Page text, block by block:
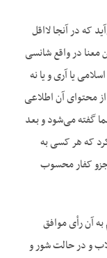
که در آنجا لااقل
معنا در واقع شانسی
یا آری و یا نه
محتوای آن اطلاعی
گفته می‌‌شود و بعد
که هر کسی به
کفار محسوب
آن رأی موافق
و در حالت شور و